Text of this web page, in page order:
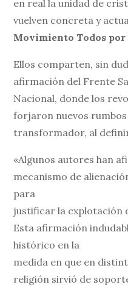
en real la unidad de
vuelven concreta y
Movimiento Todos por
Ellos comparten, sin
afirmación del Frente
Nacional, donde los
forjaron nuevos
transformador, al
«Algunos autores han
mecanismo de
para
justificar la explotación
Esta afirmación
histórico en la
medida en que en
religión sirvió de